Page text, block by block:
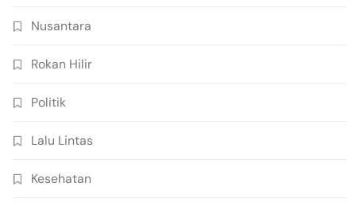
Nusantara
Rokan Hilir
Politik
Lalu Lintas
Kesehatan